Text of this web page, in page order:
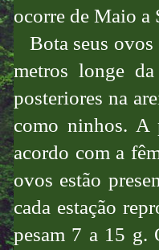
ocorre de Maio a
Bota seus ovos
metros longe
posteriores na
como ninhos. A
acordo com a
ovos estão
cada estação
pesam 7 a 15 g.